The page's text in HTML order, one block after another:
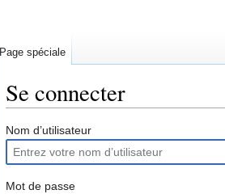
Se connecter
Aller
la
navigation
Aller
la
recherche
Nom d’utilisateur
Mot de passe
Page spéciale